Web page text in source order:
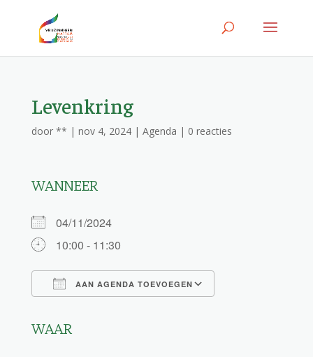
Levenkring
door ** | nov 4, 2024| Agenda | 0 reacties
WANNEER
04/11/2024
10:00 - 11:30
AAN AGENDA TOEVOEGEN
WAAR